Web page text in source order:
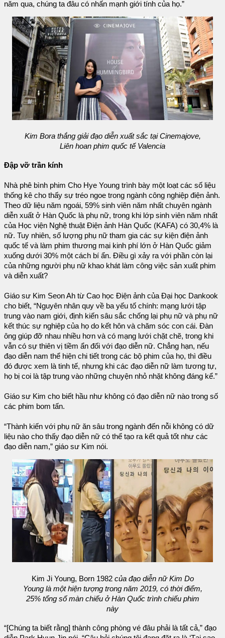
năm qua, chúng ta đâu có nhấn mạnh giới tính của họ.”
Kim Bora thắng giải đạo diễn xuất sắc tại Cinemajove,
Liên hoan phim quốc tế Valencia
Đập vỡ trần kính
Nhà phê bình phim Cho Hye Young trình bày một loạt các số liệu
thống kê cho thấy sự tréo ngoe trong ngành công nghiệp điện ảnh.
Theo dữ liệu năm ngoái, 59% sinh viên năm nhất chuyên ngành
diễn xuất ở Hàn Quốc là phụ nữ, trong khi lớp sinh viên năm nhất
của Học viện Nghệ thuật Điện ảnh Hàn Quốc (KAFA) có 30,4% là
nữ. Tuy nhiên, số lượng phụ nữ tham gia các sự kiện điện ảnh
quốc tế và làm phim thương mại kinh phí lớn ở Hàn Quốc giảm
xuống dưới 30% một cách bí ẩn. Điều gì xảy ra với phần còn lại
của những người phụ nữ khao khát làm công việc sản xuất phim
và diễn xuất?
Giáo sư Kim Seon Ah từ Cao học Điện ảnh của Đại học Dankook
cho biết, “Nguyên nhân quy về ba yếu tố chính: mạng lưới tập
trung vào nam giới, định kiến sâu sắc chống lại phụ nữ và phụ nữ
kết thúc sự nghiệp của họ do kết hôn và chăm sóc con cái. Đàn
ông giúp đỡ nhau nhiều hơn và có mạng lưới chặt chẽ, trong khi
vẫn có sự thiên vị tiềm ẩn đối với đạo diễn nữ. Chẳng hạn, nếu
đạo diễn nam thể hiện chi tiết trong các bộ phim của họ, thì điều
đó được xem là tinh tế, nhưng khi các đạo diễn nữ làm tương tự,
họ bị coi là tập trung vào những chuyện nhỏ nhặt không đáng kể.”
Giáo sư Kim cho biết hầu như không có đạo diễn nữ nào trong số
các phim bom tấn.
“Thành kiến với phụ nữ ăn sâu trong ngành đến nỗi không có dữ
liệu nào cho thấy đạo diễn nữ có thể tạo ra kết quả tốt như các
đạo diễn nam,” giáo sư Kim nói.
Kim Ji Young, Born 1982 của đạo diễn nữ Kim Do
Young là một hiện tượng trong năm 2019, có thời điểm,
25% tổng số màn chiếu ở Hàn Quốc trình chiếu phim
này
“[Chúng ta biết rằng] thành công phòng vé đâu phải là tất cả,” đạo